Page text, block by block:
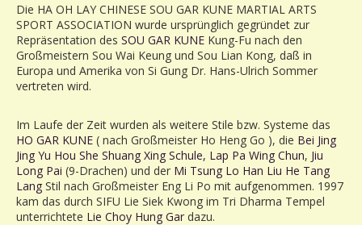
Die HA OH LAY CHINESE SOU GAR KUNE MARTIAL ARTS
SPORT ASSOCIATION wurde ursprünglich gegründet zur
Repräsentation des SOU GAR KUNE Kung-Fu nach den
Großmeistern Sou Wai Keung und Sou Lian Kong, daß in
Europa und Amerika von Si Gung Dr. Hans-Ulrich Sommer
vertreten wird.
Im Laufe der Zeit wurden als weitere Stile bzw. Systeme das
HO GAR KUNE ( nach Großmeister Ho Heng Go ), die Bei Jing
Jing Yu Hou She Shuang Xing Schule, Lap Pa Wing Chun, Jiu
Long Pai (9-Drachen) und der Mi Tsung Lo Han Liu He Tang
Lang Stil nach Großmeister Eng Li Po mit aufgenommen. 1997
kam das durch SIFU Lie Siek Kwong im Tri Dharma Tempel
unterrichtete Lie Choy Hung Gar dazu.